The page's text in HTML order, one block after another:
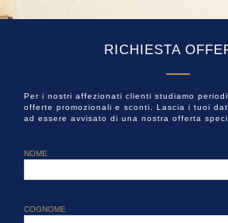
RICHIESTA
Per i nostri affezionati clienti studiamo
offerte promozionali e sconti. Lascia i tuoi
ad essere avvisato di una nostra offerta
NOME
COGNOME